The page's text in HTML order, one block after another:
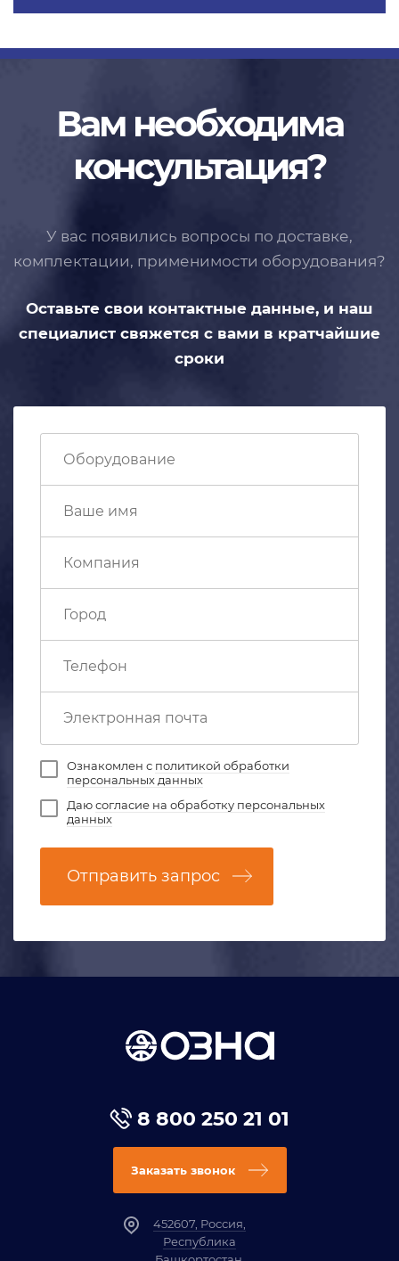
Вам необходима
консультация?
У вас появились вопросы по доставке,
комплектации, применимости оборудования?
Оставьте свои контактные данные, и наш
специалист свяжется с вами в кратчайшие
сроки
Ознакомлен с политикой обработки
персональных данных
Даюсогласие на обработку персональных
данных
Отправить запрос
8 800 250 21 01
Заказать звонок
452607, Россия,
Республика